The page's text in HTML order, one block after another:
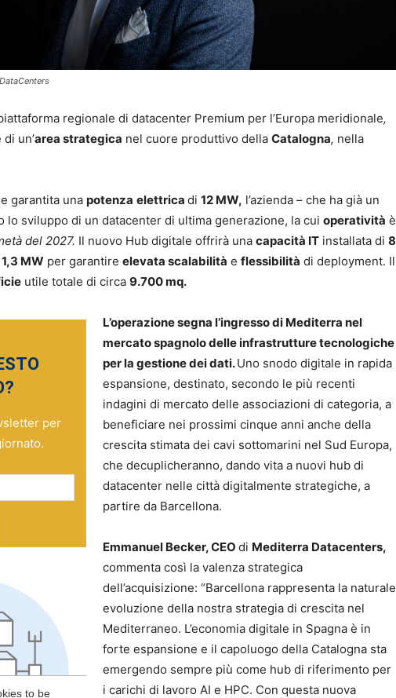
regionale di datacenter Premium per l’Europa meridionale,
un’area strategica nel cuore produttivo della Catalogna, nella
e garantita una potenza elettrica di 12 MW, l’azienda – che ha già un
lo sviluppo di un datacenter di ultima generazione, la cui operatività è
del 2027. Il nuovo Hub digitale offrirà una capacità IT installata di 8
MW per garantire elevata scalabilità e flessibilità di deployment. Il
utile totale di circa 9.700 mq.
per
L’operazione segna l’ingresso di Mediterra nel
mercato spagnolo delle infrastrutture tecnologiche
per la gestione dei dati.Uno snodo digitale in rapida
espansione, destinato, secondo le più recenti
indagini di mercato delle associazioni di categoria, a
beneficiare nei prossimi cinque anni anche della
crescita stimata dei cavi sottomarini nel Sud Europa,
che decuplicheranno, dando vita a nuovi hub di
datacenter nelle città digitalmente strategiche, a
partire da Barcellona.
Emmanuel Becker, CEO di Mediterra Datacenters,
commenta così la valenza strategica
dell’acquisizione: “Barcellona rappresenta la naturale
evoluzione della nostra strategia di crescita nel
Mediterraneo. L’economia digitale in Spagna è in
forte espansione e il capoluogo della Catalogna sta
emergendo sempre più come hub di riferimento per
i carichi di lavoro AI e HPC. Con questa nuova